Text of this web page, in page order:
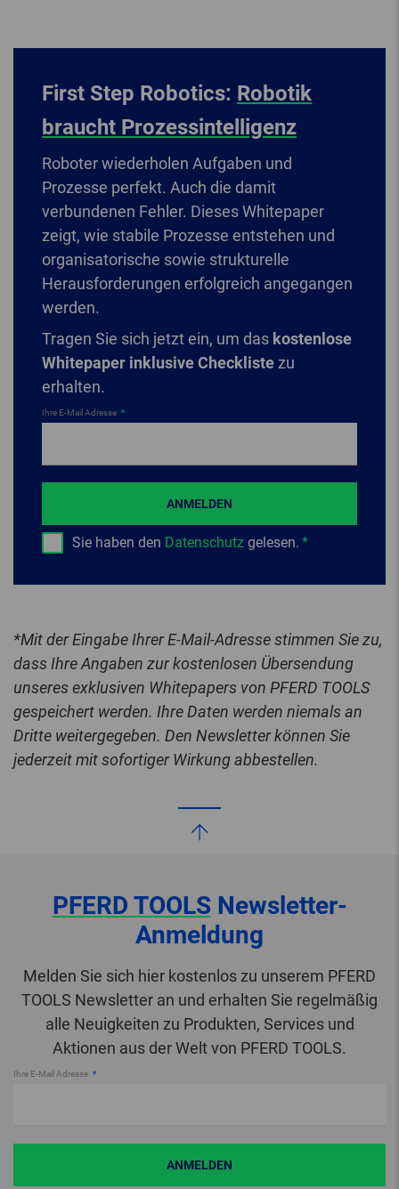
First Step Robotics: Robotik
braucht Prozessintelligenz
Roboter wiederholen Aufgaben und
Prozesse perfekt. Auch die damit
verbundenen Fehler. Dieses Whitepaper
zeigt, wie stabile Prozesse entstehen und
organisatorische sowie strukturelle
Herausforderungen erfolgreich angegangen
werden.
Tragen Sie sich jetzt ein, um das kostenlose
Whitepaper inklusive Checklistezu
erhalten.
Ihre E-Mail Adresse
Sie haben den Datenschutz gelesen.
ANMELDEN
*Mit der Eingabe Ihrer E-Mail-Adresse stimmen Sie zu,
dass Ihre Angaben zur kostenlosen Übersendung
unseres exklusiven Whitepapers von PFERD TOOLS
gespeichert werden. Ihre Daten werden niemals an
Dritte weitergegeben. Den Newsletter können Sie
jederzeit mit sofortiger Wirkung abbestellen.
PFERD TOOLSNewsletter-
Anmeldung
Melden Sie sich hier kostenlos zu unserem PFERD
TOOLS Newsletter an und erhalten Sie regelmäßig
alle Neuigkeiten zu Produkten, Services und
Aktionen aus der Welt von PFERD TOOLS.
Ihre E-Mail Adresse
ANMELDEN